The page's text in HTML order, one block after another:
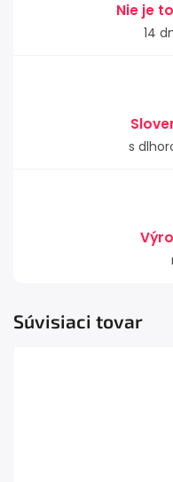
Nie je
14
s
Súvisiaci tovar